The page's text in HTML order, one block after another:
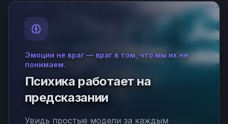
Эмоции не враг — враг в том, что мы их не
понимаем.
Психика работает на
предсказании
Увидь простые модели за каждым